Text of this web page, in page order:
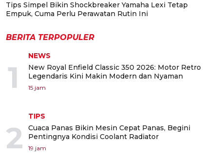
Tips Simpel Bikin Shockbreaker Yamaha Lexi Tetap
Empuk, Cuma Perlu Perawatan Rutin Ini
BERITA TERPOPULER
1
NEWS
New Royal Enfield Classic 350 2026: Motor Retro
Legendaris Kini Makin Modern dan Nyaman
15 jam
2
TIPS
Cuaca Panas Bikin Mesin Cepat Panas, Begini
Pentingnya Kondisi Coolant Radiator
19 jam